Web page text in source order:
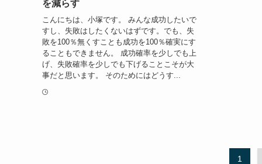
を減らす
こんにちは、小塚です。 みんな成功したいで
すし、失敗はしたくないはずです。でも、失
敗を100％無くすことも成功を100％確実にす
ることもできません。 成功確率を少しでも上
げ、失敗確率を少しでも下げることこそが大
事だと思います。 そのためにはどうす...
1